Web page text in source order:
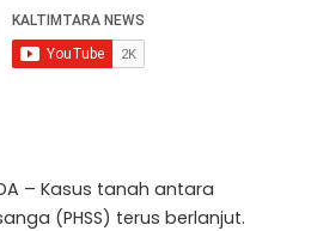
– Kasus tanah antara
(PHSS) terus berlanjut.